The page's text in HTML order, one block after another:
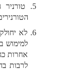
הטורנירים
לרבות בחו"ל